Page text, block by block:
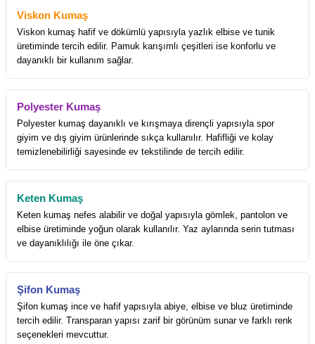
Viskon Kumaş
Viskon kumaş hafif ve dökümlü yapısıyla yazlık elbise ve tunik
üretiminde tercih edilir. Pamuk karışımlı çeşitleri ise konforlu ve
dayanıklı bir kullanım sağlar.
Polyester Kumaş
Polyester kumaş dayanıklı ve kırışmaya dirençli yapısıyla spor
giyim ve dış giyim ürünlerinde sıkça kullanılır. Hafifliği ve kolay
temizlenebilirliği sayesinde ev tekstilinde de tercih edilir.
Keten Kumaş
Keten kumaş nefes alabilir ve doğal yapısıyla gömlek, pantolon ve
elbise üretiminde yoğun olarak kullanılır. Yaz aylarında serin tutması
ve dayanıklılığı ile öne çıkar.
Şifon Kumaş
Şifon kumaş ince ve hafif yapısıyla abiye, elbise ve bluz üretiminde
tercih edilir. Transparan yapısı zarif bir görünüm sunar ve farklı renk
seçenekleri mevcuttur.